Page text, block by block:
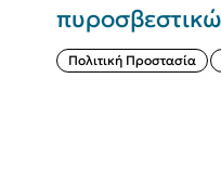
Πολιτική Προστασία